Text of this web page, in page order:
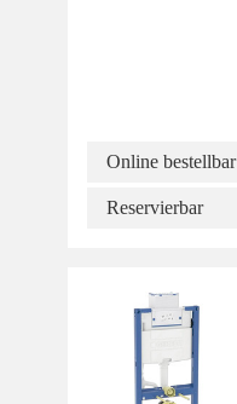
Online bestellbar
Reservierbar